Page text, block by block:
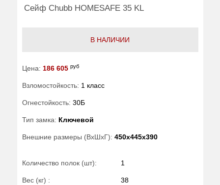
Сейф Chubb HOMESAFE 35 KL
В НАЛИЧИИ
Цена: 186 605 руб
Взломостойкость: 1 класс
Огнестойкость: 30Б
Тип замка: Ключевой
Внешние размеры (ВхШхГ): 450x445x390
Количество полок (шт): 1
Вес (кг) : 38